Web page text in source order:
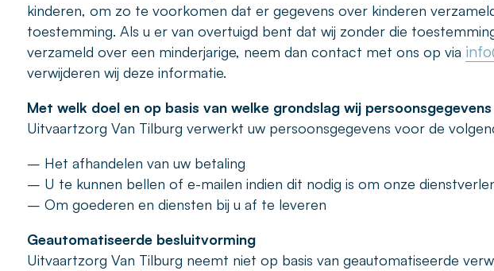
kinderen, om zo te voorkomen dat er gegevens over kinderen
toestemming. Als u er van overtuigd bent dat wij zonder die
verzameld over een minderjarige, neem dan contact met ons op via
verwijderen wij deze informatie.
Met welk doel en op basis van welke grondslag wij
Uitvaartzorg Van Tilburg verwerkt uw persoonsgegevens voor de
– Het afhandelen van uw betaling
– U te kunnen bellen of e-mailen indien dit nodig is om onze
– Om goederen en diensten bij u af te leveren
Geautomatiseerde besluitvorming
Uitvaartzorg Van Tilburg neemt niet op basis van geautomatiseerde